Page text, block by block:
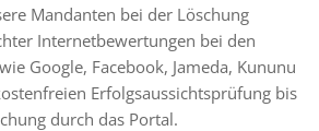
Mandanten bei der Löschung
Internetbewertungen bei den
Google, Facebook, Jameda, Kununu
Erfolgsaussichtsprüfung bis
durch das Portal.